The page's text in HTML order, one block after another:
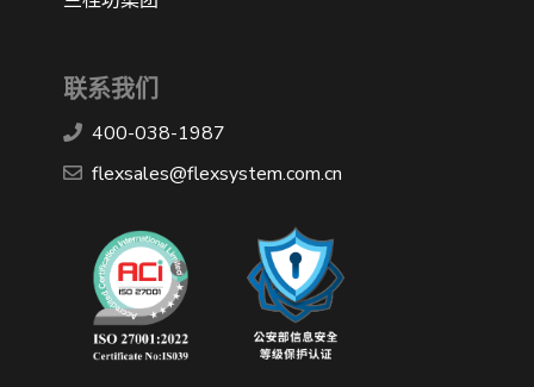
联系我们
400-038-1987
​flexsales@flexsystem.com.cn